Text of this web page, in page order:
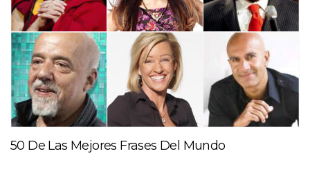
50 De Las Mejores Frases Del Mundo